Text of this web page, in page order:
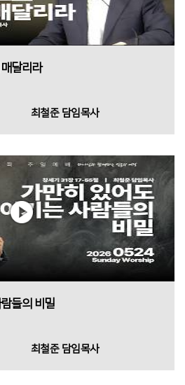
달리라
최철준 담임목사
들의 비밀
최철준 담임목사